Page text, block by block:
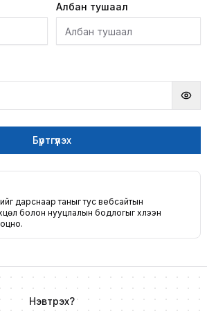
Албан тушаал
Бүртгүүлэх
дарснаар таныг тус вебсайтын
болон нууцлалын бодлогыг хүлээн
Нэвтрэх?